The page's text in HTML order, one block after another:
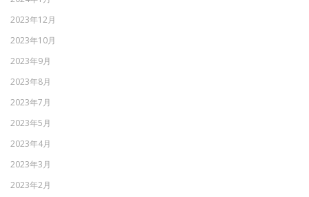
2023年12月
2023年10月
2023年9月
2023年8月
2023年7月
2023年5月
2023年4月
2023年3月
2023年2月